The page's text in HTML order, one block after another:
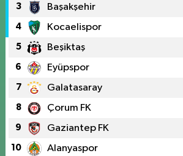
3 Başakşehir
4 Kocaelispor
5 Beşiktaş
6 Eyüpspor
7 Galatasaray
8 Çorum FK
9 Gaziantep FK
10 Alanyaspor